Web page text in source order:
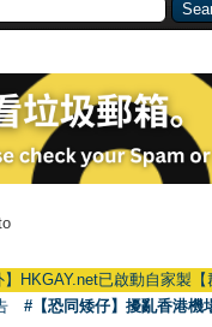
已啟動自家製【
#【恐同矮仔】擾亂香港機